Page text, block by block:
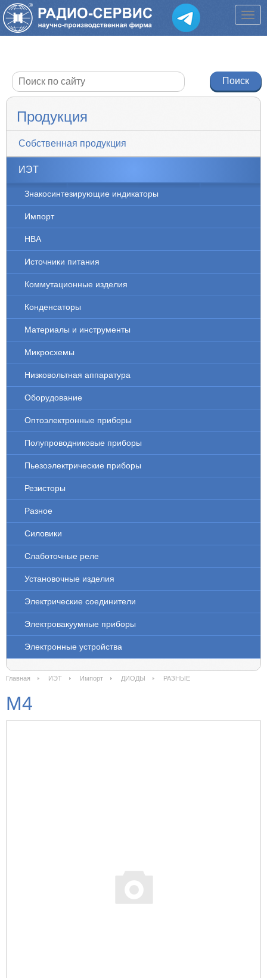
Продукция
Собственная продукция
ИЭТ
Знакосинтезирующие индикаторы
Импорт
НВА
Источники питания
Коммутационные изделия
Конденсаторы
Материалы и инструменты
Микросхемы
Низковольтная аппаратура
Оборудование
Оптоэлектронные приборы
Полупроводниковые приборы
Пьезоэлектрические приборы
Резисторы
Разное
Силовики
Слаботочные реле
Установочные изделия
Электрические соединители
Электровакуумные приборы
Электронные устройства
Главная ИЭТ Импорт ДИОДЫ РАЗНЫЕ
M4